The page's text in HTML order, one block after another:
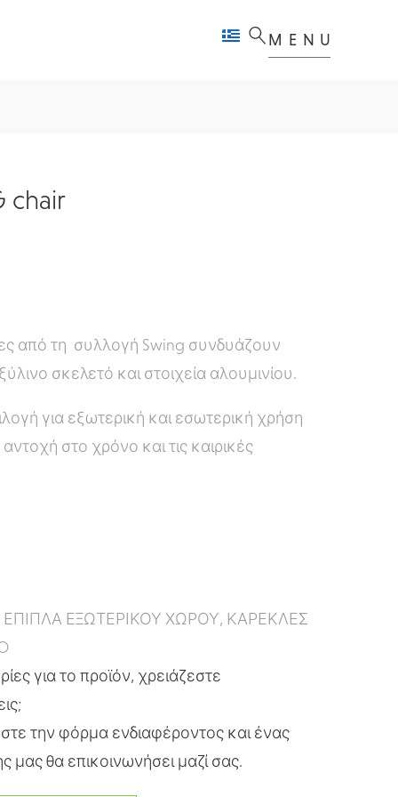
MENU
chair
από τη συλλογή Swing συνδυάζουν
σκελετό και στοιχεία αλουμινίου.
για εξωτερική και εσωτερική χρήση
στο χρόνο και τις καιρικές
ΕΠΙΠΛΑ ΕΞΩΤΕΡΙΚΟΥ ΧΩΡΟΥ, ΚΑΡΕΚΛΕΣ
για το προϊόν, χρειάζεστε
την φόρμα ενδιαφέροντος και ένας
μας θα επικοινωνήσει μαζί σας.